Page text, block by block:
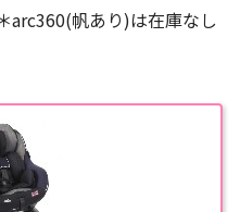
arc360(帆あり)は在庫なし